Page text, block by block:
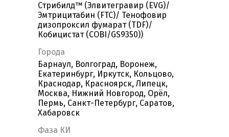
Стрибилд™ (Элвитегравир (EVG)/
Эмтрицитабин (FTC)/ Тенофовир
дизопроксил фумарат (TDF)/
Кобицистат (COBI/GS9350))
Города
Барнаул, Волгоград, Воронеж,
Екатеринбург, Иркутск, Кольцово,
Краснодар, Красноярск, Липецк,
Москва, Нижний Новгород, Орёл,
Пермь, Санкт-Петербург, Саратов,
Хабаровск
Фаза КИ